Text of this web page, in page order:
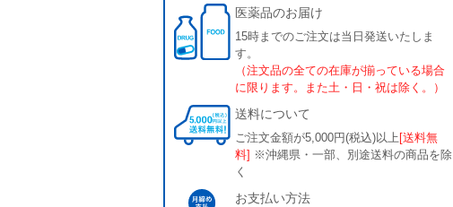
医薬品のお届け
15時までのご注文は当日発送いたしま
す。
（注文品の全ての在庫が揃っている場合
に限ります。また土・日・祝は除く。）
送料について
ご注文金額が5,000円(税込)以上 [送料無
料] ※沖縄県・一部、別途送料の商品を除
く
お支払い方法